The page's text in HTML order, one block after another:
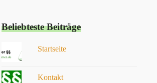
aufgehoben gefühlt und würden
unseres Falles angenommen, obwohl
für ihn und uns nur bedingt
bekommen, hat wunderbare
Beliebteste Beiträge
Startseite
Kontakt